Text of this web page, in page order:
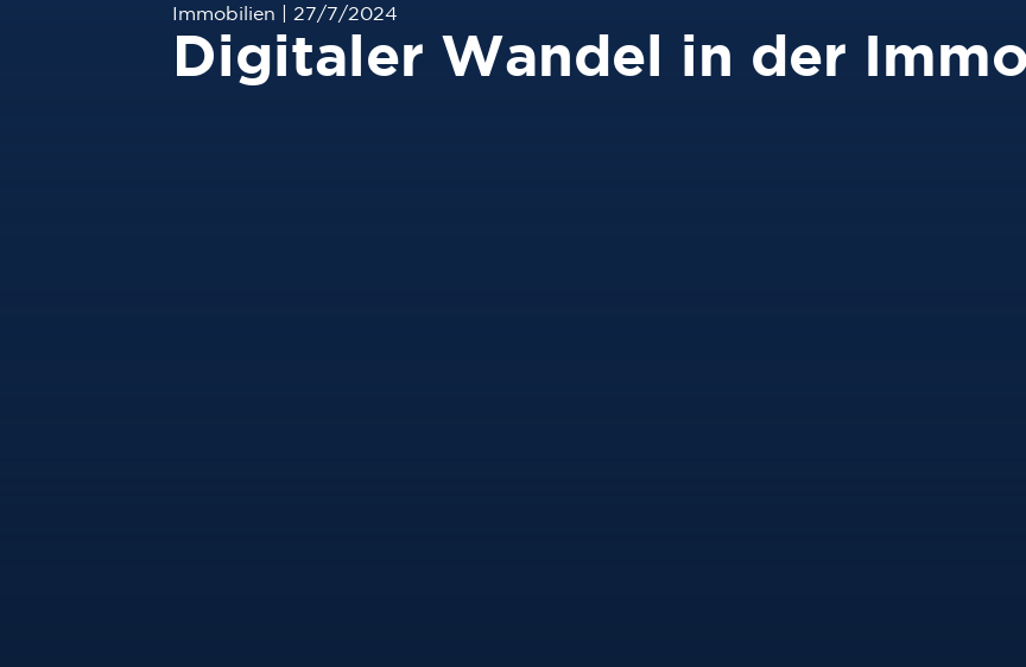
Immobilien 27/7/2024
Digitaler Wandel in der